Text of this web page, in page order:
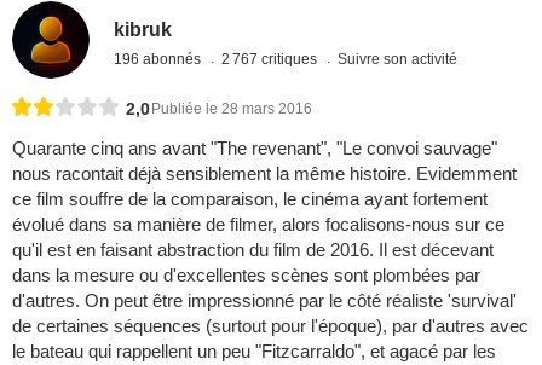
kibruk
196 abonnés 2 767 critiques Suivre son activité
2,0 Publiée le 28 mars 2016
Quarante cinq ans avant "The revenant", "Le convoi sauvage"
nous racontait déjà sensiblement la même histoire. Evidemment
ce film souffre de la comparaison, le cinéma ayant fortement
évolué dans sa manière de filmer, alors focalisons-nous sur ce
qu'il est en faisant abstraction du film de 2016. Il est décevant
dans la mesure ou d'excellentes scènes sont plombées par
d'autres. On peut être impressionné par le côté réaliste 'survival'
de certaines séquences (surtout pour l'époque), par d'autres avec
le bateau qui rappellent un peu "Fitzcarraldo", et agacé par les